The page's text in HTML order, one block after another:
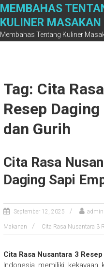
Skip
content
MEMBAHAS
KULINER
Membahas Tentang Kuliner
Tag: Cita
Resep
dan Gurih
Cita Rasa
Daging Sapi
September 12, 2025 admin
Makanan Cita Rasa Nusantara 3
Cita Rasa Nusantara 3
Indonesia memiliki